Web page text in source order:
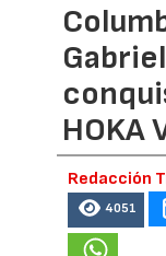
HOKA
Redacción
4051